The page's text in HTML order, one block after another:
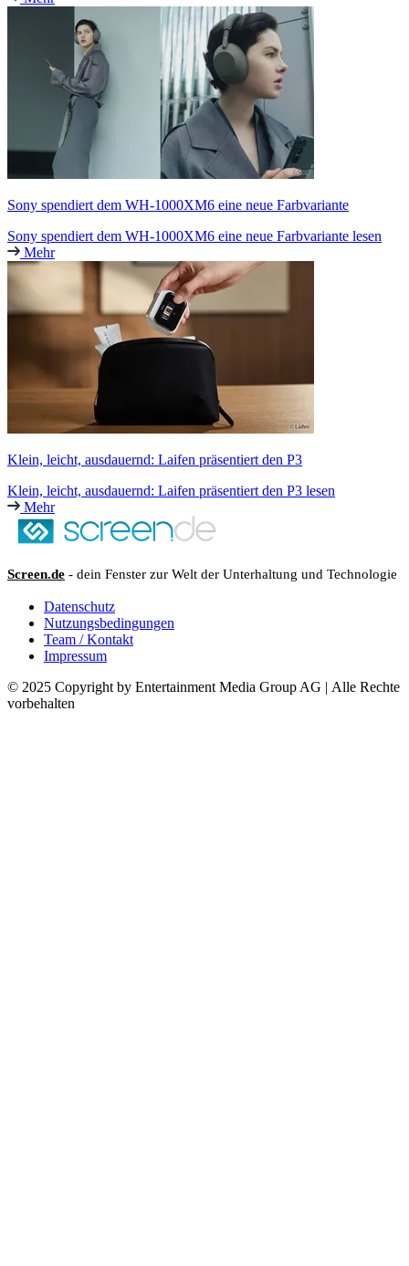
Sony spendiert dem WH-1000XM6 eine neue Farbvariante
Sony spendiert dem WH-1000XM6 eine neue Farbvariante lesen
Mehr
Klein, leicht, ausdauernd: Laifen präsentiert den P3
Klein, leicht, ausdauernd: Laifen präsentiert den P3 lesen
Mehr
Screen.de - dein Fenster zur Welt der Unterhaltung und Technologie
Datenschutz
Nutzungsbedingungen
Team / Kontakt
Impressum
© 2025 Copyright by Entertainment Media Group AG | Alle Rechte
vorbehalten